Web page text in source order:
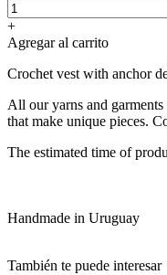
+
Agregar al carrito
Crochet vest with anchor
All our yarns and
that make unique pieces.
The estimated time of
Handmade in Uruguay
También te puede interesar